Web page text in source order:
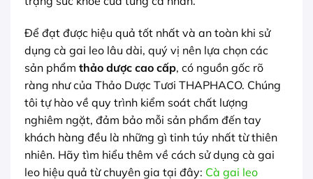
Để đạt được hiệu quả tốt nhất và an toàn khi sử
dụng cà gai leo lâu dài, quý vị nên lựa chọn các
sản phẩm thảo dược cao cấp, có nguồn gốc rõ
ràng như của Thảo Dược Tươi THAPHACO. Chúng
tôi tự hào về quy trình kiểm soát chất lượng
nghiêm ngặt, đảm bảo mỗi sản phẩm đến tay
khách hàng đều là những gì tinh túy nhất từ thiên
nhiên. Hãy tìm hiểu thêm về cách sử dụng cà gai
leo hiệu quả từ chuyên gia tại đây: Cà gai leo